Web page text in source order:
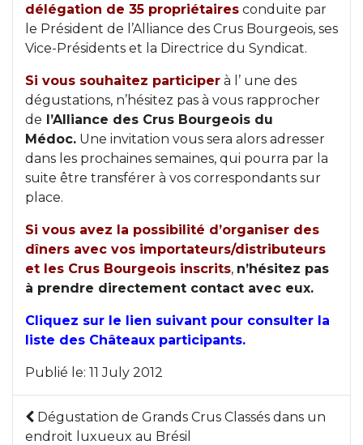
délégation de 35 propriétaires conduite par
le Président de l’Alliance des Crus Bourgeois, ses
Vice-Présidents et la Directrice du Syndicat.
Si vous souhaitez participer à l’ une des
dégustations, n’hésitez pas à vous rapprocher
de l’Alliance des Crus Bourgeois du
Médoc. Une invitation vous sera alors adresser
dans les prochaines semaines, qui pourra par la
suite être transférer à vos correspondants sur
place.
Si vous avez la possibilité d’organiser des
dîners avec vos importateurs/distributeurs
et les Crus Bourgeois inscrits, n’hésitez pas
à prendre directement contact avec eux.
Cliquez sur le lien suivant pour consulter la
liste des Châteaux participants.
Publié le: 11 July 2012
Dégustation de Grands Crus Classés dans un
endroit luxueux au Brésil